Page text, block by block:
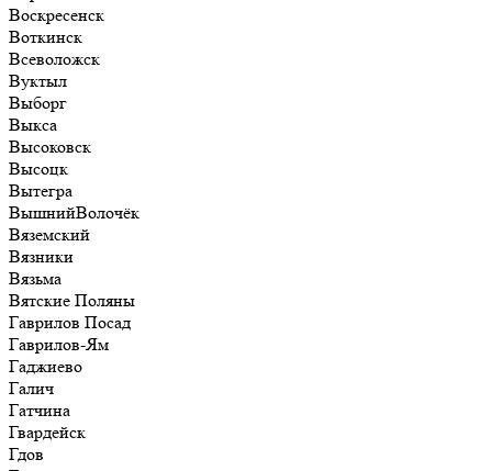
Воскресенск
Воткинск
Всеволожск
Вуктыл
Выборг
Выкса
Высоковск
Высоцк
Вытегра
ВышнийВолочёк
Вяземский
Вязники
Вязьма
Вятские Поляны
Гаврилов Посад
Гаврилов-Ям
Гаджиево
Галич
Гатчина
Гвардейск
Гдов